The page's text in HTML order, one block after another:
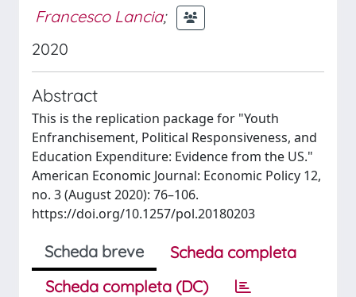
Francesco Lancia;
2020
Abstract
This is the replication package for "Youth
Enfranchisement, Political Responsiveness, and
Education Expenditure: Evidence from the US."
American Economic Journal: Economic Policy 12,
no. 3 (August 2020): 76–106.
https://doi.org/10.1257/pol.20180203
Scheda breve
Scheda completa
Scheda completa (DC)